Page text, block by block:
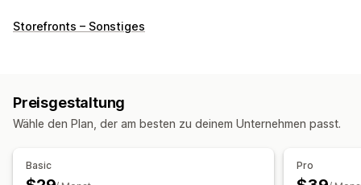
Seitentypen
Seite "Rezensionen"
Theme-Abschnitte
Individuelle Seiten
Seiten verwalten
Editor-Tool
Vorlagen
Storefronts – Sonstiges
Preisgestaltung
Wähle den Plan, der am besten zu deinem Unternehmen passt.
Basic Pro